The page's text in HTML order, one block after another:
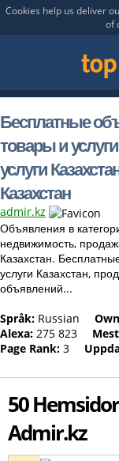
Cookies help us deliver
of
Бесплатные
товары и
услуги
Казахстан
admir.kz
Объявления в
недвижимость,
Казахстан.
услуги Казахстан,
объявлений...
Språk: Russian
Alexa: 275 823
Page Rank: 3
50
Admir.kz